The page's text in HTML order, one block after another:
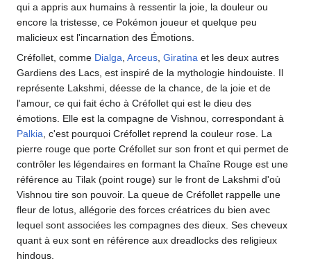
qui a appris aux humains à ressentir la joie, la douleur ou
encore la tristesse, ce Pokémon joueur et quelque peu
malicieux est l'incarnation des Émotions.
Créfollet, comme Dialga Arceus Giratina et les deux autres
Gardiens des Lacs, est inspiré de la mythologie hindouiste. Il
représente Lakshmi, déesse de la chance, de la joie et de
l'amour, ce qui fait écho à Créfollet qui est le dieu des
émotions. Elle est la compagne de Vishnou, correspondant à
Palkia , c'est pourquoi Créfollet reprend la couleur rose. La
pierre rouge que porte Créfollet sur son front et qui permet de
contrôler les légendaires en formant la Chaîne Rouge est une
référence au Tilak (point rouge) sur le front de Lakshmi d'où
Vishnou tire son pouvoir. La queue de Créfollet rappelle une
fleur de lotus, allégorie des forces créatrices du bien avec
lequel sont associées les compagnes des dieux. Ses cheveux
quant à eux sont en référence aux dreadlocks des religieux
hindous.